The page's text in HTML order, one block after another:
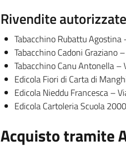
Rivendite
Tabacchino Rubattu Agostina
Tabacchino Cadoni Graziano
Tabacchino Canu Antonella
Edicola Fiori di Carta di
Edicola Nieddu Francesca –
Edicola Cartoleria Scuola
Acquisto tramite